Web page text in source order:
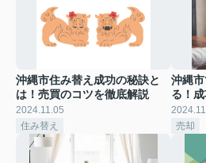
沖縄市住み替え成功の秘訣と
は！売買のコツを徹底解説
2024.11.05
住み替え
沖縄
る！
売却